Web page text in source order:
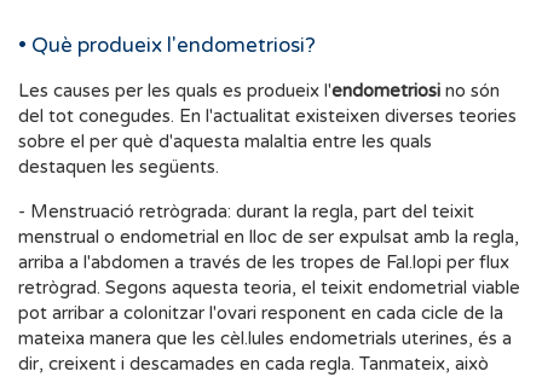
• Què produeix l'endometriosi?
Les causes per les quals es produeix l'endometriosi no són
del tot conegudes. En l'actualitat existeixen diverses teories
sobre el per què d'aquesta malaltia entre les quals
destaquen les següents.
- Menstruació retrògrada: durant la regla, part del teixit
menstrual o endometrial en lloc de ser expulsat amb la regla,
arriba a l'abdomen a través de les tropes de Fal.lopi per flux
retrògrad. Segons aquesta teoria, el teixit endometrial viable
pot arribar a colonitzar l'ovari responent en cada cicle de la
mateixa manera que les cèl.lules endometrials uterines, és a
dir, creixent i descamades en cada regla. Tanmateix, això